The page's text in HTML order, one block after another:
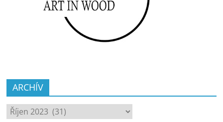
ARCHÍV
ARCHÍV